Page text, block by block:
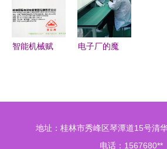
达3768.88
万
智能机械赋
电子厂的魔
地址：桂林市秀峰区琴潭道15号清
电话：1567680**